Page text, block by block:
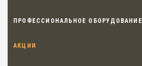
ПРОФЕССИОНАЛЬНОЕ ОБОРУДОВАНИЕ
АКЦИИ